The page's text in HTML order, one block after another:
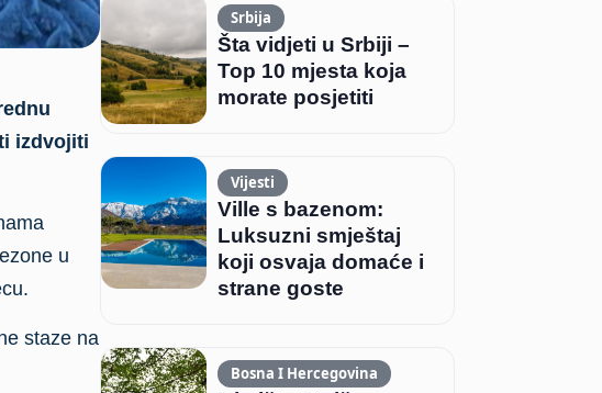
izdvojiti
u
staze na
Srbija
Šta vidjeti u Srbiji –
Top 10 mjesta koja
morate posjetiti
Vijesti
Ville s bazenom:
Luksuzni smještaj
koji osvaja domaće i
strane goste
Bosna I Hercegovina